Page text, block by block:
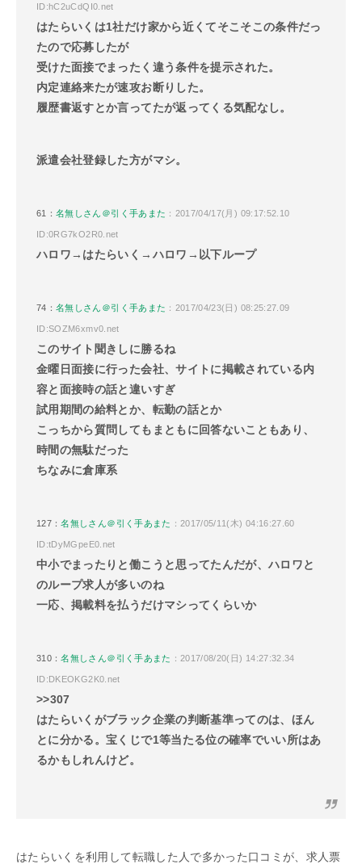
ID:hC2uCdQI0.net
はたらいくは1社だけ家から近くてそこそこの条件だっ
たので応募したが
受けた面接でまったく違う条件を提示された。
内定連絡来たが速攻お断りした。
履歴書返すとか言ってたが返ってくる気配なし。
派遣会社登録した方がマシ。
61：名無しさん＠引く手あまた ：2017/04/17(月) 09:17:52.10
ID:0RG7kO2R0.net
ハロワ→はたらいく→ハロワ→以下ループ
74：名無しさん＠引く手あまた ：2017/04/23(日) 08:25:27.09
ID:SOZM6xmv0.net
このサイト聞きしに勝るね
金曜日面接に行った会社、サイトに掲載されている内
容と面接時の話と違いすぎ
試用期間の給料とか、転勤の話とか
こっちから質問してもまともに回答ないこともあり、
時間の無駄だった
ちなみに倉庫系
127：名無しさん＠引く手あまた ：2017/05/11(木) 04:16:27.60
ID:tDyMGpeE0.net
中小でまったりと働こうと思ってたんだが、ハロワと
のループ求人が多いのね
一応、掲載料を払うだけマシってくらいか
310：名無しさん＠引く手あまた ：2017/08/20(日) 14:27:32.34
ID:DKEOKG2K0.net
>>307
はたらいくがブラック企業の判断基準ってのは、ほん
とに分かる。宝くじで1等当たる位の確率でいい所はあ
るかもしれんけど。
はたらいくを利用して転職した人で多かった口コミが、求人票